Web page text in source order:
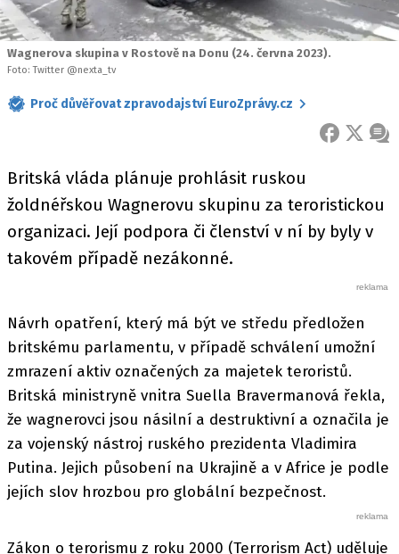
Wagnerova skupina v Rostově na Donu (24. června 2023).
Foto: Twitter @nexta_tv
Proč důvěřovat zpravodajství EuroZprávy.cz
FACEBOOK
X
Britská vláda plánuje prohlásit ruskou
žoldnéřskou Wagnerovu skupinu za teroristickou
organizaci. Její podpora či členství v ní by byly v
takovém případě nezákonné.
Návrh opatření, který má být ve středu předložen
britskému parlamentu, v případě schválení umožní
zmrazení aktiv označených za majetek teroristů.
Britská ministryně vnitra Suella Bravermanová řekla,
že wagnerovci jsou násilní a destruktivní a označila je
za vojenský nástroj ruského prezidenta Vladimira
Putina. Jejich působení na Ukrajině a v Africe je podle
jejích slov hrozbou pro globální bezpečnost.
Zákon o terorismu z roku 2000 (Terrorism Act) uděluje